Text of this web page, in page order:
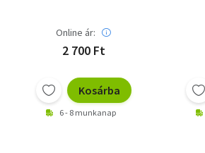
Online ár:
2 700 Ft
Kosárba
6 - 8 munkanap